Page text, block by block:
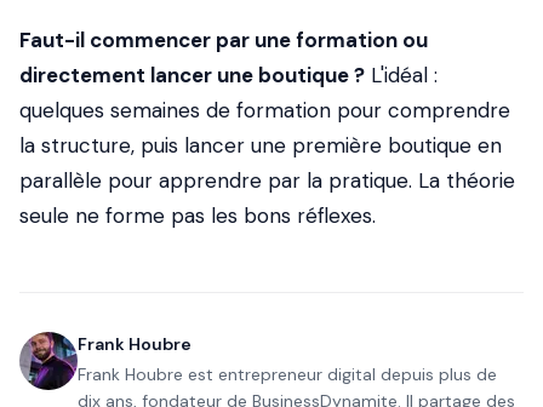
Faut-il commencer par une formation ou
directement lancer une boutique ? L'idéal :
quelques semaines de formation pour comprendre
la structure, puis lancer une première boutique en
parallèle pour apprendre par la pratique. La théorie
seule ne forme pas les bons réflexes.
Frank Houbre
Frank Houbre est entrepreneur digital depuis plus de
dix ans, fondateur de BusinessDynamite. Il partage des